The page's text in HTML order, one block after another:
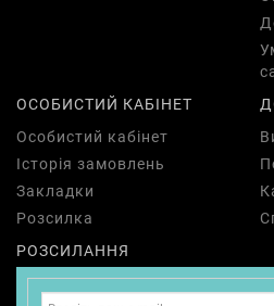
ОСОБИСТИЙ КАБІНЕТ
Особистий кабінет
Історія замовлень
Закладки
Розсилка
РОЗСИЛАННЯ